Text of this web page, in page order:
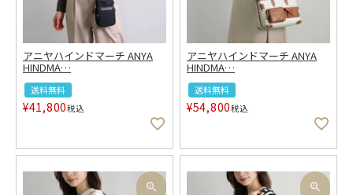
アニヤハインドマーチ ANYA
HINDMA…
送料無料
¥41,800税込
アニヤハインドマーチ ANYA
HINDMA…
送料無料
¥54,800税込